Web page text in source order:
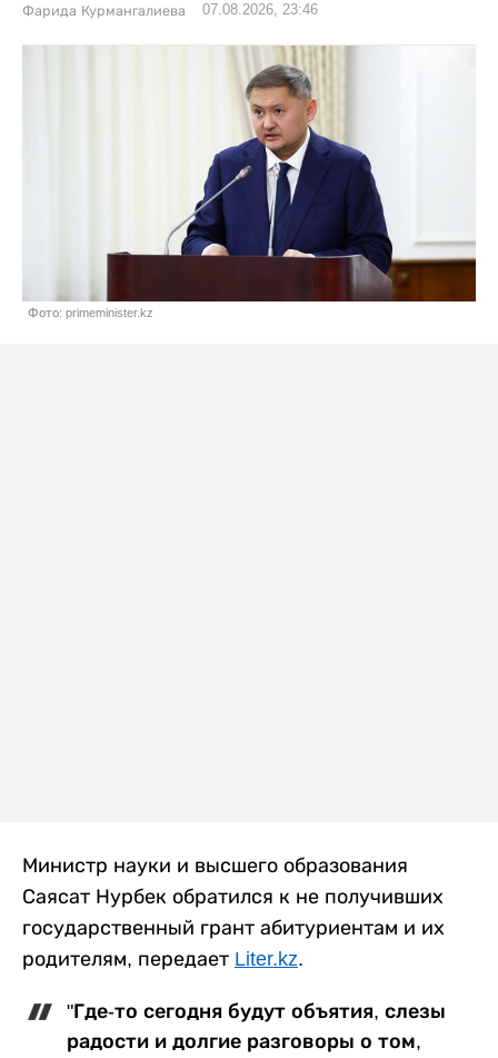
Фарида Курмангалиева 07.08.2026, 23:46
Фото: primeminister.kz
Министр науки и высшего образования
Саясат Нурбек обратился к не получивших
государственный грант абитуриентам и их
родителям, передает Liter.kz.
"Где-то сегодня будут объятия, слезы
радости и долгие разговоры о том,